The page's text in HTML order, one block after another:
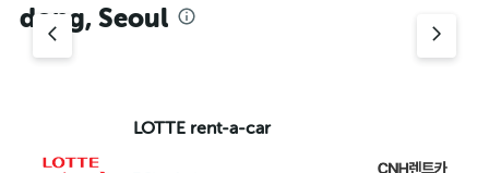
dong, Seoul
LOTTE rent-a-car